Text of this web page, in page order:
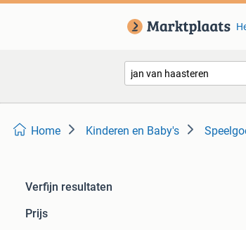
Home Kinderen en Baby's
Verfijn resultaten
Prijs